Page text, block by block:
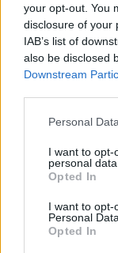
your opt-out. You
disclosure of your
IAB’s list of
also be disclosed
Downstream
Please note that
not limited to
grant or deny
use your data for
consent section.
Personal
I want to opt-
personal data.
Opted In
I want to opt-
Personal Data.
Opted In
TEMI: